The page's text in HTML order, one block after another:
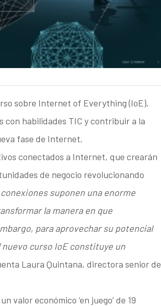
sobre Internet of Everything (IoE),
habilidades TIC y contribuir a la
fase de Internet.
conectados a Internet, que crearán
de negocio revolucionando
suponen una enorme
la manera en que
para aprovechar su potencial
curso IoE constituye un
Laura Quintana, directora senior de
valor económico ‘en juego’ de 19